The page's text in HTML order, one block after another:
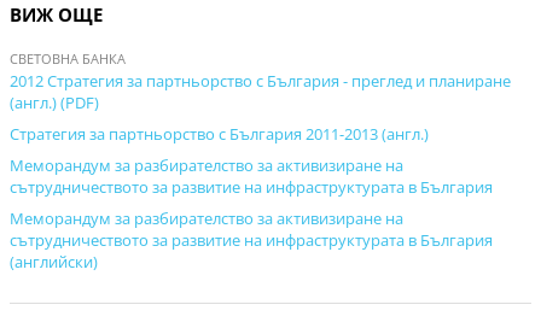
ВИЖ ОЩЕ
СВЕТОВНА БАНКА
2012 Стратегия за партньорство с България - преглед и планиране
(aнгл.) (PDF)
Стратегия за партньорство с България 2011-2013 (англ.)
Меморандум за разбирателство за активизиране на
сътрудничеството за развитие на инфраструктурата в България
Меморандум за разбирателство за активизиране на
сътрудничеството за развитие на инфраструктурата в България
(английски)